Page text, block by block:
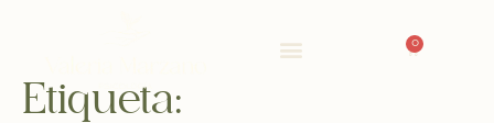
0
Etiqueta: